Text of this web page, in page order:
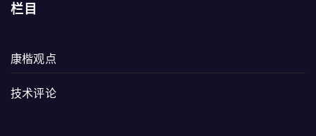
栏目
康楷观点
技术评论